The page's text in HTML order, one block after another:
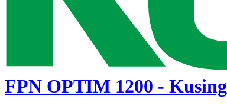
FPN OPTIM 1200 - Kusing